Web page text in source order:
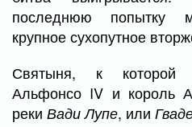
последнюю попытку
крупное сухопутное
Святыня, к которой
Альфонсо IV и король
реки Вади Лупе, или